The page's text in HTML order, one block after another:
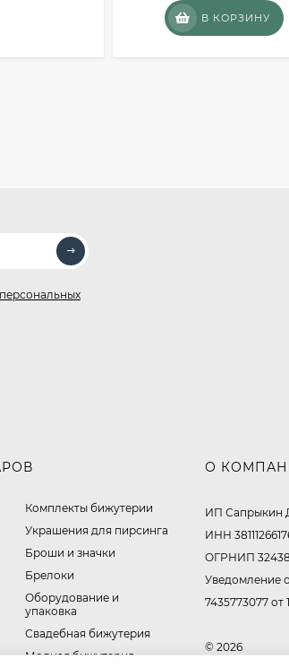
В КОРЗИНУ
Комплекты бижутерии
Украшения для пирсинга
Броши и значки
Брелоки
Оборудование и
упаковка
Свадебная бижутерия
Модная бижутерия
О
ИП Сапрыкин
ИНН
ОГРНИП
Уведомление
7435773077 от
© 2026